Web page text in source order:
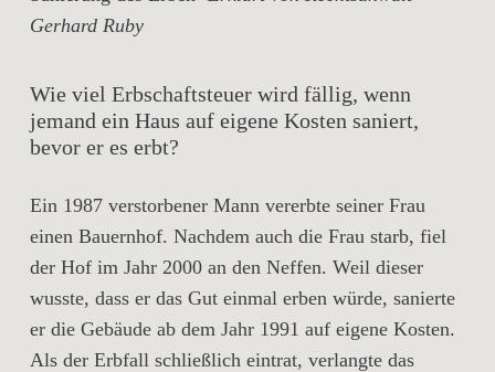
Gerhard Ruby
Wie viel Erbschaftsteuer wird fällig, wenn
jemand ein Haus auf eigene Kosten saniert,
bevor er es erbt?
Ein 1987 verstorbener Mann vererbte seiner Frau
einen Bauernhof. Nachdem auch die Frau starb, fiel
der Hof im Jahr 2000 an den Neffen. Weil dieser
wusste, dass er das Gut einmal erben würde, sanierte
er die Gebäude ab dem Jahr 1991 auf eigene Kosten.
Als der Erbfall schließlich eintrat, verlangte das